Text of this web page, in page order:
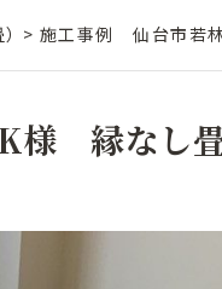
> 施工事例 仙台市若
縁なし